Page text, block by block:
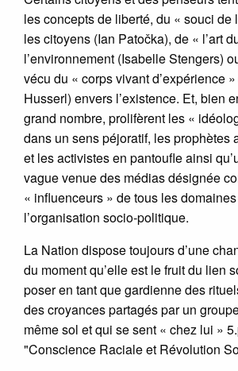
les concepts de liberté, du « souci de
les citoyens (Ian Patočka), de « l’art
l’environnement (Isabelle Stengers)
vécu du « corps vivant d’expérience
Husserl) envers l’existence. Et, bien
grand nombre, prolifèrent les «
dans un sens péjoratif, les prophètes
et les activistes en pantoufle ainsi
vague venue des médias désignée
« influenceurs » de tous les
l’organisation socio-politique.
La Nation dispose toujours d’une
du moment qu’elle est le fruit du lien
poser en tant que gardienne des
des croyances partagés par un
même sol et qui se sent « chez lui »
"Conscience Raciale et Révolution